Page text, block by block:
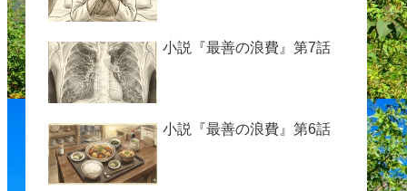
小説『最善の浪費』第7話
小説『最善の浪費』第6話